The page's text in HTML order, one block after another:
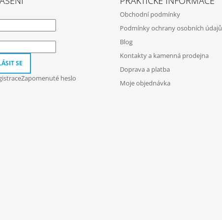
SE
Zapomenuté heslo
Obchodní podmínky
Podmínky ochrany osobních údajů
Blog
Kontakty a kamenná prodejna
Doprava a platba
Moje objednávka